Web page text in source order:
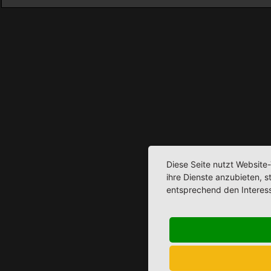
Diese Seite nutzt
ihre Dienste anzubieten,
entsprechend den